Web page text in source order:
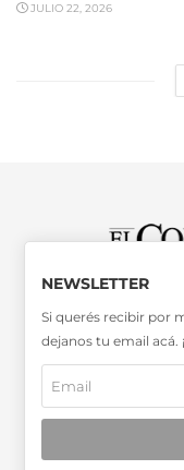
JULIO 22, 2026
SABER
OTRAS
Entidades
NEWSLETTER
Si querés recibir por
dejanos tu email acá.